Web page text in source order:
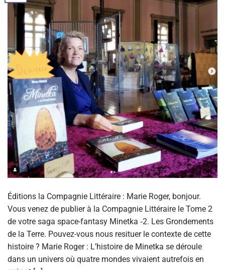
Éditions la Compagnie Littéraire : Marie Roger, bonjour.
Vous venez de publier à la Compagnie Littéraire le Tome 2
de votre saga space-fantasy Minetka ‑2. Les Grondements
de la Terre. Pouvez-vous nous resituer le contexte de cette
histoire ? Marie Roger : L’histoire de Minetka se déroule
dans un univers où quatre mondes vivaient autrefois en